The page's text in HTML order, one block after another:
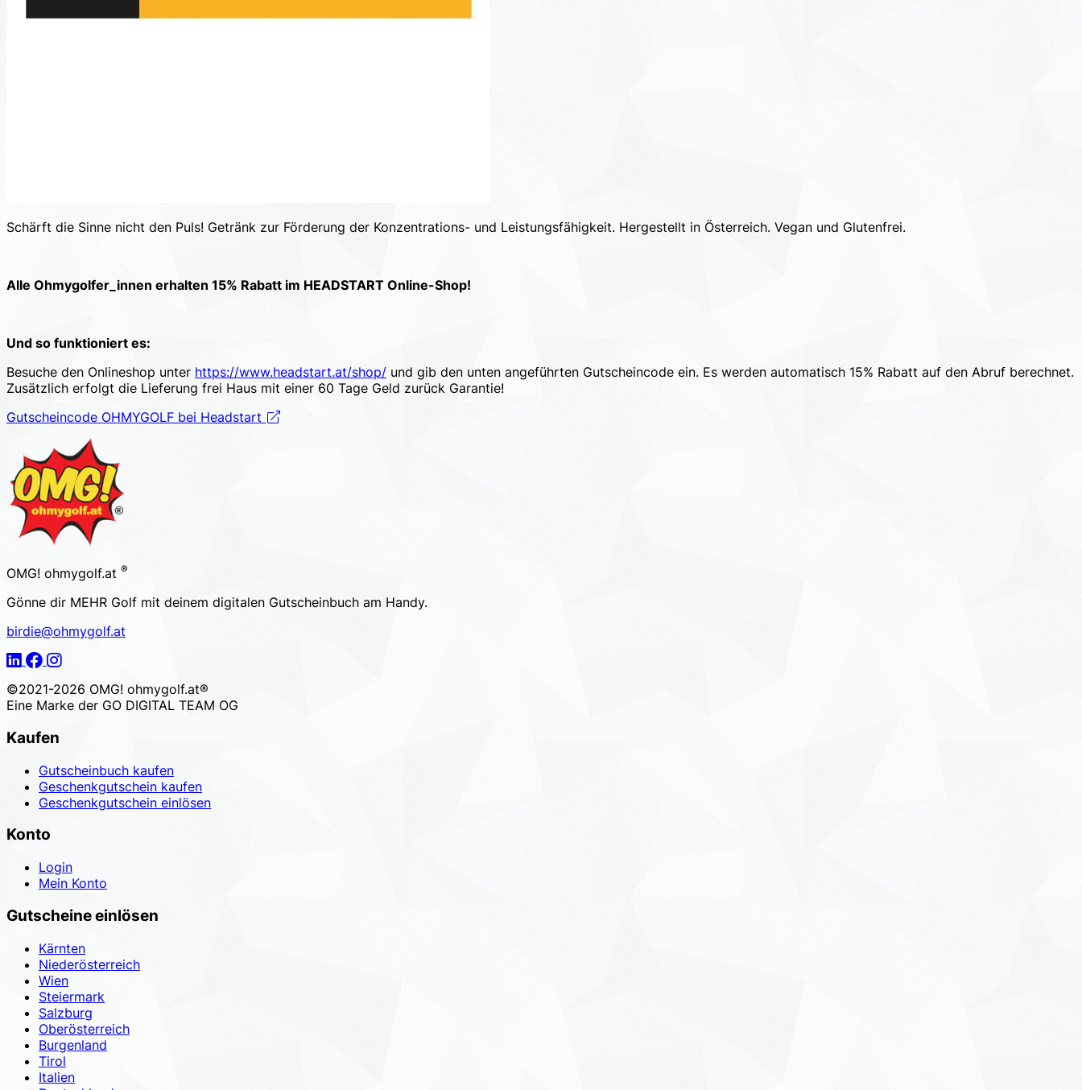
Schärft die Sinne nicht den Puls! Getränk zur Förderung der Konzentrations- und Leistungsfähigkeit. Hergestellt in Österreich. Vegan und Glutenfrei.
Alle Ohmygolfer_innen erhalten 15% Rabatt im HEADSTART Online-Shop!
Und so funktioniert es:
Besuche den Onlineshop unter https://www.headstart.at/shop/ und gib den unten angeführten Gutscheincode ein. Es werden automatisch 15% Rabatt auf den Abruf berechnet.
Zusätzlich erfolgt die Lieferung frei Haus mit einer 60 Tage Geld zurück Garantie!
Gutscheincode OHMYGOLF bei Headstart
Footer
OMG! ohmygolf.at ®
Gönne dir MEHR Golf mit deinem digitalen Gutscheinbuch am Handy.
birdie@ohmygolf.at
LinkedIn
Facebook
Instagram
©2021-2026 OMG! ohmygolf.at®
Eine Marke der GO DIGITAL TEAM OG
Kaufen
Gutscheinbuch kaufen
Geschenkgutschein kaufen
Geschenkgutschein einlösen
Konto
Login
Mein Konto
Gutscheine einlösen
Kärnten
Niederösterreich
Wien
Steiermark
Salzburg
Oberösterreich
Burgenland
Tirol
Italien